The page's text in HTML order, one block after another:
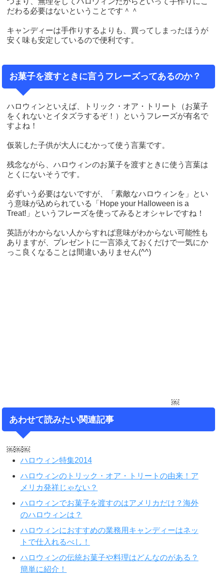
だわる必要はないということです＾＾
キャンディーは手作りするよりも、買ってしまったほうが
安く味も安定しているので便利です。
お菓子を渡すときに言うフレーズってあるのか？
ハロウィンといえば、トリック・オア・トリート（お菓子
をくれないとイタズラするぞ！）というフレーズが有名で
すよね！
仮装した子供が大人にむかって使う言葉です。
残念ながら、ハロウィンのお菓子を渡すときに使う言葉は
とくにないそうです。
必ずいう必要はないですが、「素敵なハロウィンを」とい
う意味が込められている「Hope your Halloween is a
Treat!」というフレーズを使ってみるとオシャレですね！
英語がわからない人からすれば意味がわからない可能性も
ありますが、プレゼントに一言添えておくだけで一気にか
っこ良くなることは間違いありません(^^)
￼
あわせて読みたい関連記事
￼￼￼
ハロウィン特集2014
ハロウィンのトリック・オア・トリートの由来！ア
メリカ発祥じゃない？
ハロウィンでお菓子を渡すのはアメリカだけ？海外
のハロウィンは？
ハロウィンにおすすめの業務用キャンディーはネッ
トで仕入れるべし！
ハロウィンの伝統お菓子や料理はどんなのがある？
簡単に紹介！